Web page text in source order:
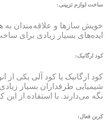
ساخت لوازم تزیینی:
خویش سازها و علاقه‌مندان به
ایده‌های بسیار زیادی برای
کود ارگانیک:
کود ارگانیک یا کود آلی یکی
شیمیایی طرفداران بسیار
نگه می‌دارند. با استفاده از
کربن فعال: